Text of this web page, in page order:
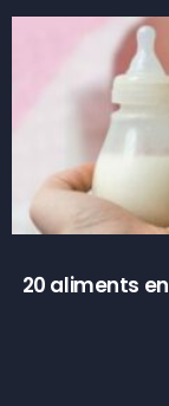
20 aliments